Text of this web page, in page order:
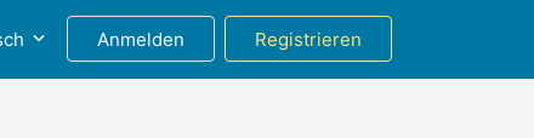
Anmelden Registrieren